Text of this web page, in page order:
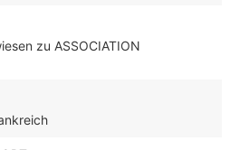
zu ASSOCIATION